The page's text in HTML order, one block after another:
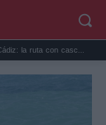
ruta con casc... Los